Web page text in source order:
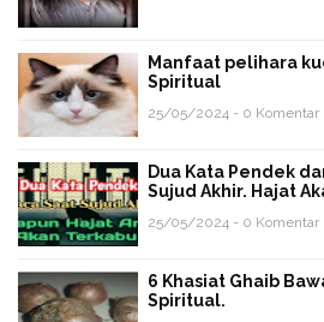
Manfaat pelihara
Spiritual
25/05/2024 - 0 Komentar
Dua Kata Pendek
Sujud Akhir. Hajat
25/05/2024 - 0 Komentar
6 Khasiat Ghaib
Spiritual.